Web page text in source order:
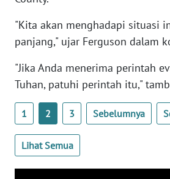
"Kita akan menghadapi situasi
panjang," ujar Ferguson dalam
"Jika Anda menerima perintah
Tuhan, patuhi perintah itu,"
1 2 3 Sebelumnya
Lihat Semua
WN
WN
BANTEN
NTT
WN
KEPRI